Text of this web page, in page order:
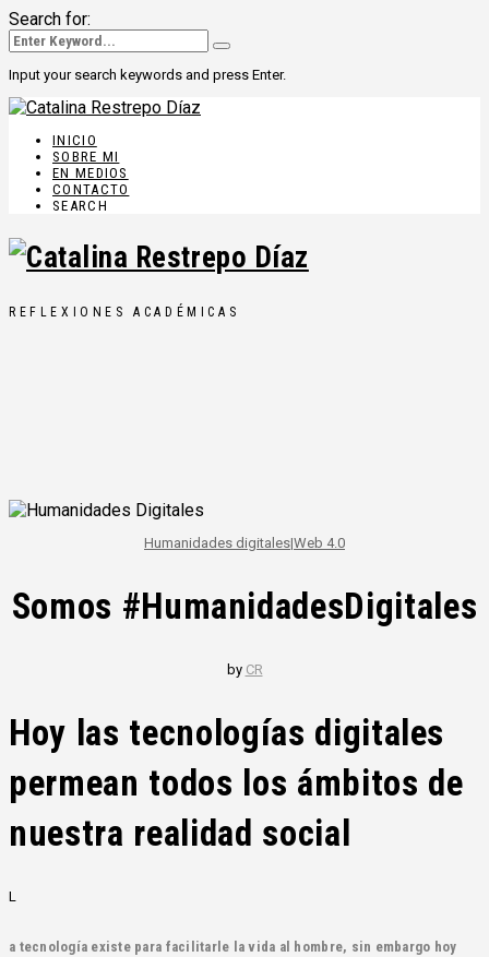
Search for:
Input your search keywords and press Enter.
INICIO
SOBRE MI
EN MEDIOS
CONTACTO
SEARCH
REFLEXIONES ACADÉMICAS
Humanidades digitales|Web 4.0
Somos #HumanidadesDigitales
by CR
Hoy las tecnologías digitales
permean todos los ámbitos de
nuestra realidad social
L
a tecnología existe para facilitarle la vida al hombre, sin embargo hoy